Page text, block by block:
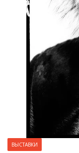
ВЫСТАВКИ